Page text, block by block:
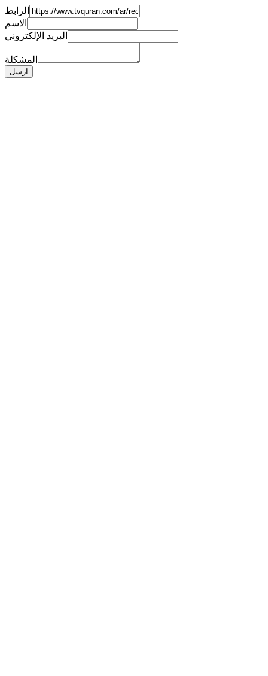
الرابط
الاسم
البريد الإلكتروني
المشكلة
ارسل